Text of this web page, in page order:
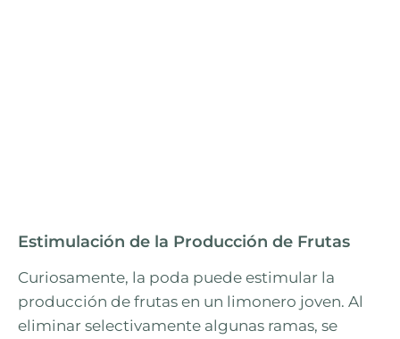
Estimulación de la Producción de Frutas
Curiosamente, la poda puede estimular la
producción de frutas en un limonero joven. Al
eliminar selectivamente algunas ramas, se